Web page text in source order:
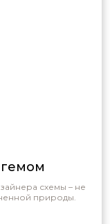
схемы – не
природы.